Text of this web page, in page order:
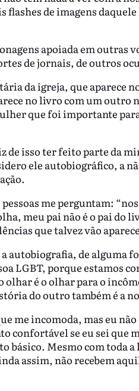
de imagens
apoiada em outras
de jornais, de outros
da igreja, que aparece
no livro com um
que foi importante
de isso ter feito parte da
ele autobiográfico, a
me perguntam:
meu pai não é o pai do
que talvez vão
autobiografia, de alguma
LGBT, porque estamos
olhar é o olhar para o
do outro também é a
me incomoda, mas eu
confortável se eu sei que
básico. Mesmo com toda
assim, não recebem